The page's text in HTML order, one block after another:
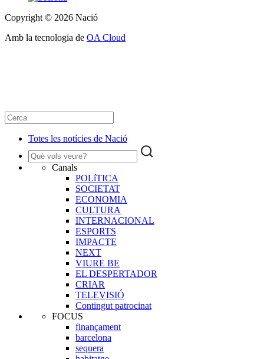
Copyright © 2026 Nació
Amb la tecnologia de OA Cloud
Totes les notícies de Nació
Canals
POLíTICA
SOCIETAT
ECONOMIA
CULTURA
INTERNACIONAL
ESPORTS
IMPACTE
NEXT
VIURE BE
EL DESPERTADOR
CRIAR
TELEVISIÓ
Contingut patrocinat
FOCUS
finançament
barcelona
sequera